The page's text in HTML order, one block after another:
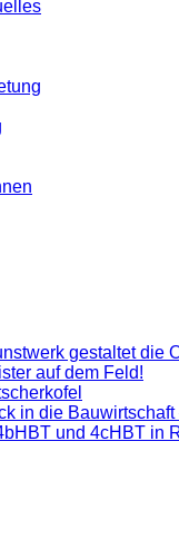
gestaltet die
auf dem Feld!
in die
und 4cHBT in